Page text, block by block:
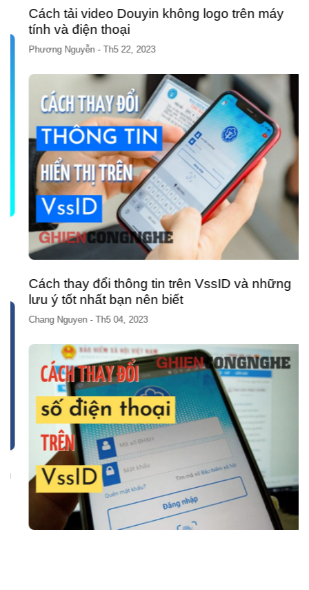
Cách tải video Douyin không logo trên máy
tính và điện thoại
Phương Nguyễn-Th5 22, 2023
Cách thay đổi thông tin trên VssID và những
lưu ý tốt nhất bạn nên biết
Chang Nguyen-Th5 04, 2023